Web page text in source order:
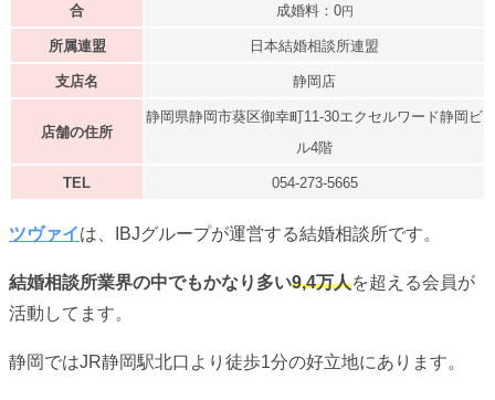
合
成婚料：0円
所属連盟 日本結婚相談所連盟
支店名 静岡店
店舗の住所
静岡県静岡市葵区御幸町11-30エクセルワード静岡ビ
ル4階
TEL 054-273-5665
ツヴァイは、IBJグループが運営する結婚相談所です。
結婚相談所業界の中でもかなり多い9,4万人を超える会員が
活動してます。
静岡ではJR静岡駅北口より徒歩1分の好立地にあります。